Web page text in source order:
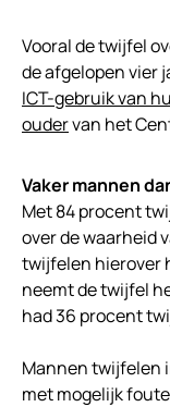
Vooral de twijfel
de afgelopen vier
ICT-gebruik van
oudervan het
Vaker mannen
Met 84 procent
over de waarheid
twijfelen hierover
neemt de twijfel
had 36 procent
Mannen twijfelen
met mogelijk